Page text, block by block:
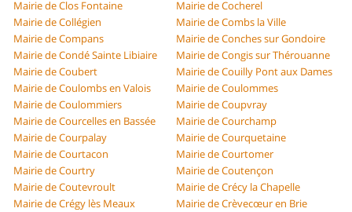
Mairie de Clos Fontaine
Mairie de Cocherel
Mairie de Collégien
Mairie de Combs la Ville
Mairie de Compans
Mairie de Conches sur Gondoire
Mairie de Condé Sainte Libiaire
Mairie de Congis sur Thérouanne
Mairie de Coubert
Mairie de Couilly Pont aux Dames
Mairie de Coulombs en Valois
Mairie de Coulommes
Mairie de Coulommiers
Mairie de Coupvray
Mairie de Courcelles en Bassée
Mairie de Courchamp
Mairie de Courpalay
Mairie de Courquetaine
Mairie de Courtacon
Mairie de Courtomer
Mairie de Courtry
Mairie de Coutençon
Mairie de Coutevroult
Mairie de Crécy la Chapelle
Mairie de Crégy lès Meaux
Mairie de Crèvecœur en Brie